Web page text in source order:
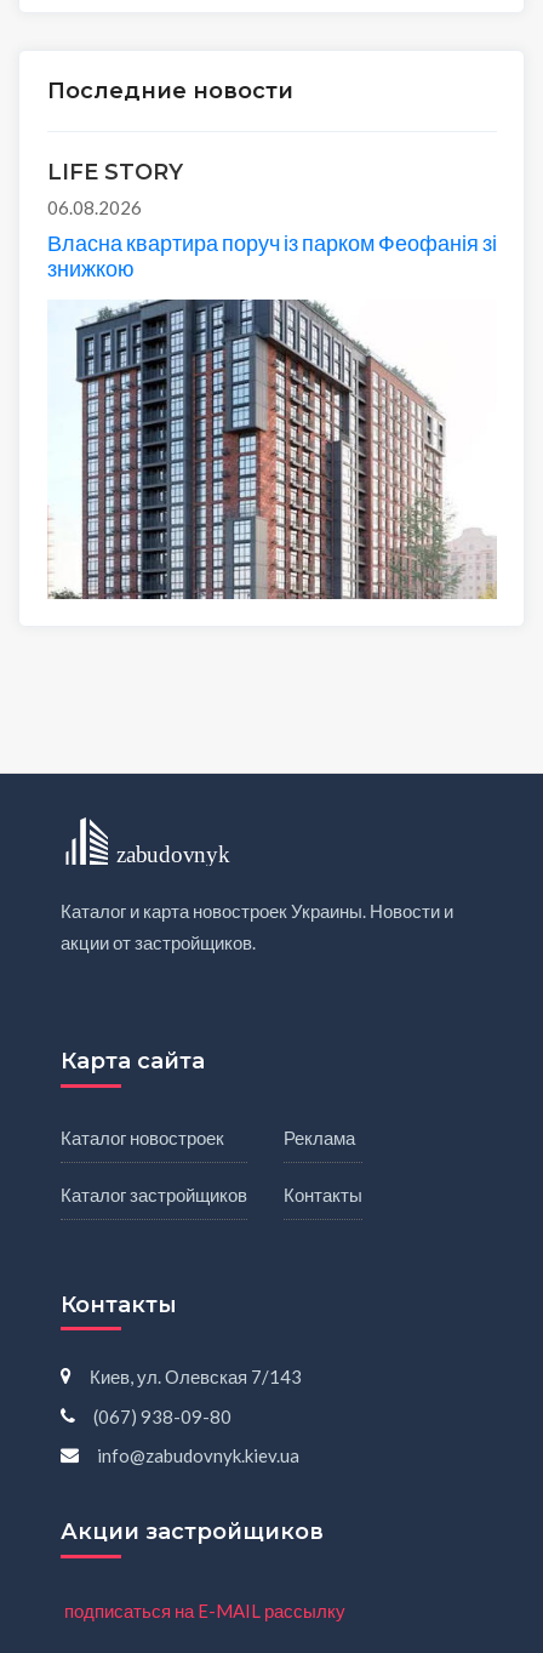
Последние новости
LIFE STORY
06.08.2026
Власна квартира поруч із парком Феофанія зі
знижкою
Каталог и карта новостроек Украины. Новости и
акции от застройщиков.
Карта сайта
Каталог новостроек
Каталог застройщиков
Реклама
Контакты
Контакты
Киев, ул. Олевская 7/143
(067) 938-09-80
info@zabudovnyk.kiev.ua
Акции застройщиков
подписаться на E-MAIL рассылку